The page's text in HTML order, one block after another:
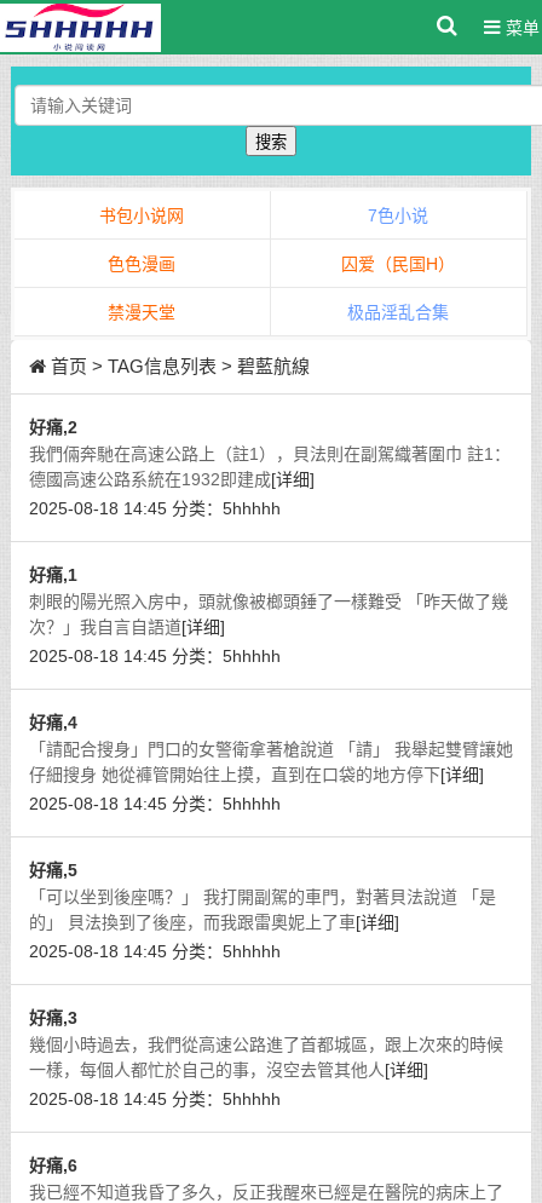
菜单
搜索
书包小说网 7色小说
色色漫画 囚爱（民国H）
禁漫天堂 极品淫乱合集
首页 > TAG信息列表 > 碧藍航線
好痛,2
我們倆奔馳在高速公路上（註1），貝法則在副駕織著圍巾 註1：
德國高速公路系統在1932即建成[详细]
2025-08-18 14:45 分类： 5hhhhh
好痛,1
刺眼的陽光照入房中，頭就像被榔頭錘了一樣難受 「昨天做了幾
次？」我自言自語道[详细]
2025-08-18 14:45 分类： 5hhhhh
好痛,4
「請配合搜身」門口的女警衛拿著槍說道 「請」 我舉起雙臂讓她
仔細搜身 她從褲管開始往上摸，直到在口袋的地方停下[详细]
2025-08-18 14:45 分类： 5hhhhh
好痛,5
「可以坐到後座嗎？」 我打開副駕的車門，對著貝法說道 「是
的」 貝法換到了後座，而我跟雷奧妮上了車[详细]
2025-08-18 14:45 分类： 5hhhhh
好痛,3
幾個小時過去，我們從高速公路進了首都城區，跟上次來的時候
一樣，每個人都忙於自己的事，沒空去管其他人[详细]
2025-08-18 14:45 分类： 5hhhhh
好痛,6
我已經不知道我昏了多久，反正我醒來已經是在醫院的病床上了